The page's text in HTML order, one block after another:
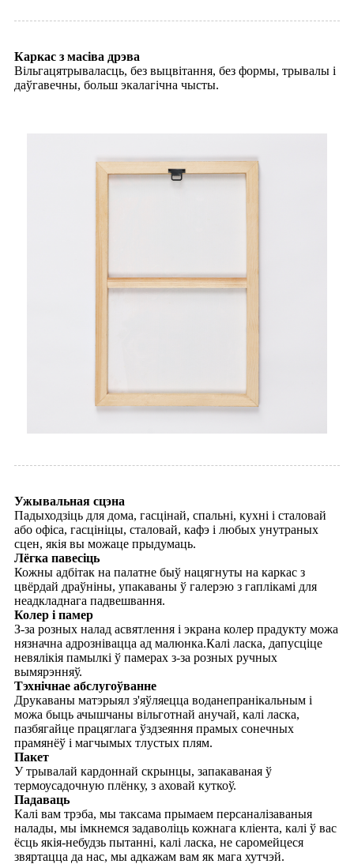
Каркас з масіва дрэва
Вільгацятрываласць, без выцвітання, без формы, трывалы і
даўгавечны, больш экалагічна чысты.
Ужывальная сцэна
Падыходзіць для дома, гасцінай, спальні, кухні і сталовай
або офіса, гасцініцы, сталовай, кафэ і любых унутраных
сцен, якія вы можаце прыдумаць.
Лёгка павесіць
Кожны адбітак на палатне быў нацягнуты на каркас з
цвёрдай драўніны, упакаваны ў галерэю з гаплікамі для
неадкладнага падвешвання.
Колер і памер
З-за розных налад асвятлення і экрана колер прадукту можа
нязначна адрознівацца ад малюнка.Калі ласка, дапусціце
невялікія памылкі ў памерах з-за розных ручных
вымярэнняў.
Тэхнічнае абслугоўванне
Друкаваны матэрыял з'яўляецца воданепранікальным і
можа быць ачышчаны вільготнай анучай, калі ласка,
пазбягайце працяглага ўздзеяння прамых сонечных
прамянёў і магчымых тлустых плям.
Пакет
У трывалай кардоннай скрынцы, запакаваная ў
термоусадочную плёнку, з аховай куткоў.
Падаваць
Калі вам трэба, мы таксама прымаем персаналізаваныя
налады, мы імкнемся задаволіць кожнага кліента, калі ў вас
ёсць якія-небудзь пытанні, калі ласка, не саромейцеся
звяртацца да нас, мы адкажам вам як мага хутчэй.